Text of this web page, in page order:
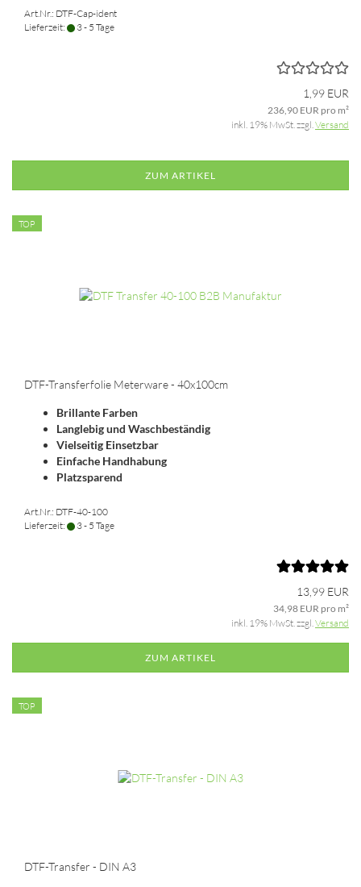
Art.Nr.: DTF-Cap-ident
Lieferzeit:
3 - 5 Tage
1,99 EUR
236,90 EUR pro m²
inkl. 19% MwSt. zzgl.Versand
ZUM ARTIKEL
TOP
DTF-Transferfolie Meterware - 40x100cm
Brillante Farben
Langlebig und Waschbeständig
Vielseitig Einsetzbar
Einfache Handhabung
Platzsparend
Art.Nr.: DTF-40-100
Lieferzeit:
3 - 5 Tage
13,99 EUR
34,98 EUR pro m²
inkl. 19% MwSt. zzgl.Versand
ZUM ARTIKEL
TOP
DTF-Transfer - DIN A3